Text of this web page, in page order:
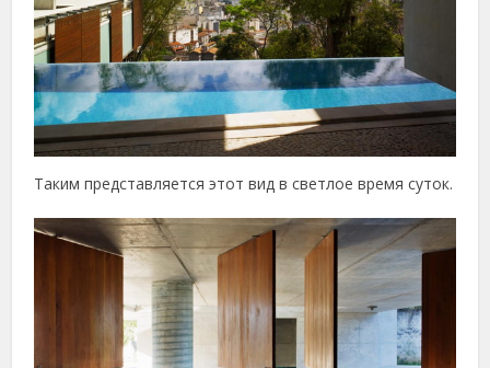
Таким представляется этот вид в светлое время суток.